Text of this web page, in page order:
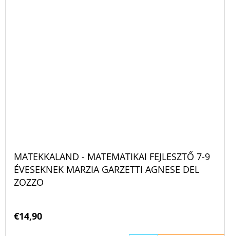
MATEKKALAND - MATEMATIKAI FEJLESZTŐ 7-9
ÉVESEKNEK MARZIA GARZETTI AGNESE DEL
ZOZZO
€14,90